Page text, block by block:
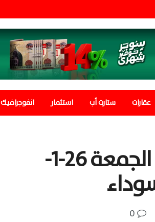
عقارات ستارت أب استثمار انفوجرافيك
سعر الدولار في مصر اليوم الجمعة 26-1-